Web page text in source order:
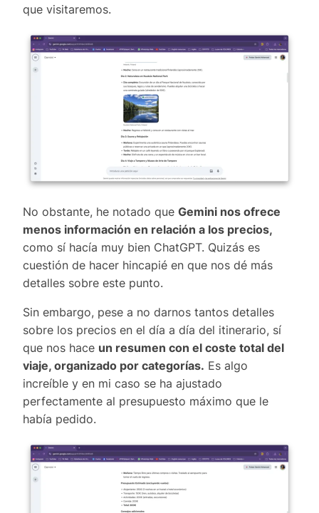
que visitaremos.
No obstante, he notado que Gemini nos ofrece
menos información en relación a los precios,
como sí hacía muy bien ChatGPT. Quizás es
cuestión de hacer hincapié en que nos dé más
detalles sobre este punto.
Sin embargo, pese a no darnos tantos detalles
sobre los precios en el día a día del itinerario, sí
que nos hace un resumen con el coste total del
viaje, organizado por categorías. Es algo
increíble y en mi caso se ha ajustado
perfectamente al presupuesto máximo que le
había pedido.